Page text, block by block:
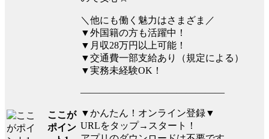
ここが
ポイン
＼他にも働く魅力はさまざま／
▼外国籍の方も活躍中！
▼月収28万円以上可能！
▼交通費一部支給あり（規定による）
▼実務未経験OK！
―――――――――――――――
▼かんたん！オンライン登録▼
URLをタップ→スタート！